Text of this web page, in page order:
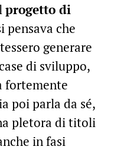
progetto di
pensava che
generare
di sviluppo,
fortemente
poi parla da sé,
pletora di titoli
in fasi